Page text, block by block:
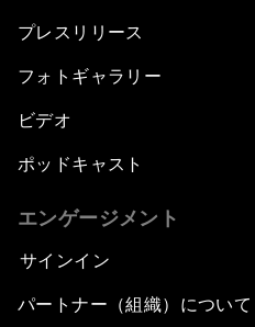
プレスリリース
フォトギャラリー
ビデオ
ポッドキャスト
エンゲージメント
サインイン
パートナー（組織）について